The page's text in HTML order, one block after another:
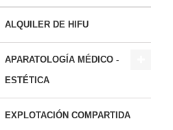
ALQUILER DE HIFU
APARATOLOGÍA MÉDICO -
ESTÉTICA
EXPLOTACIÓN COMPARTIDA